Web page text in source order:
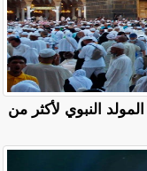
النبوي لأكثر من